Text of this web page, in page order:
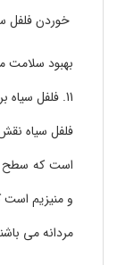
خوردن فلفل
بهبود سلامت
11. فلفل سیاه برای بهبود باروری در مردان:
فلفل سیاه
است که سطح
و منیزیم
مردانه می